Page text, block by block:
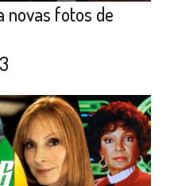
novas fotos de